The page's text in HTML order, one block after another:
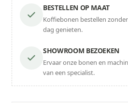
BESTELLEN OP MAAT
Koffiebonen bestellen
dag genieten.
SHOWROOM BEZOEKEN
Ervaar onze bonen en
van een specialist.